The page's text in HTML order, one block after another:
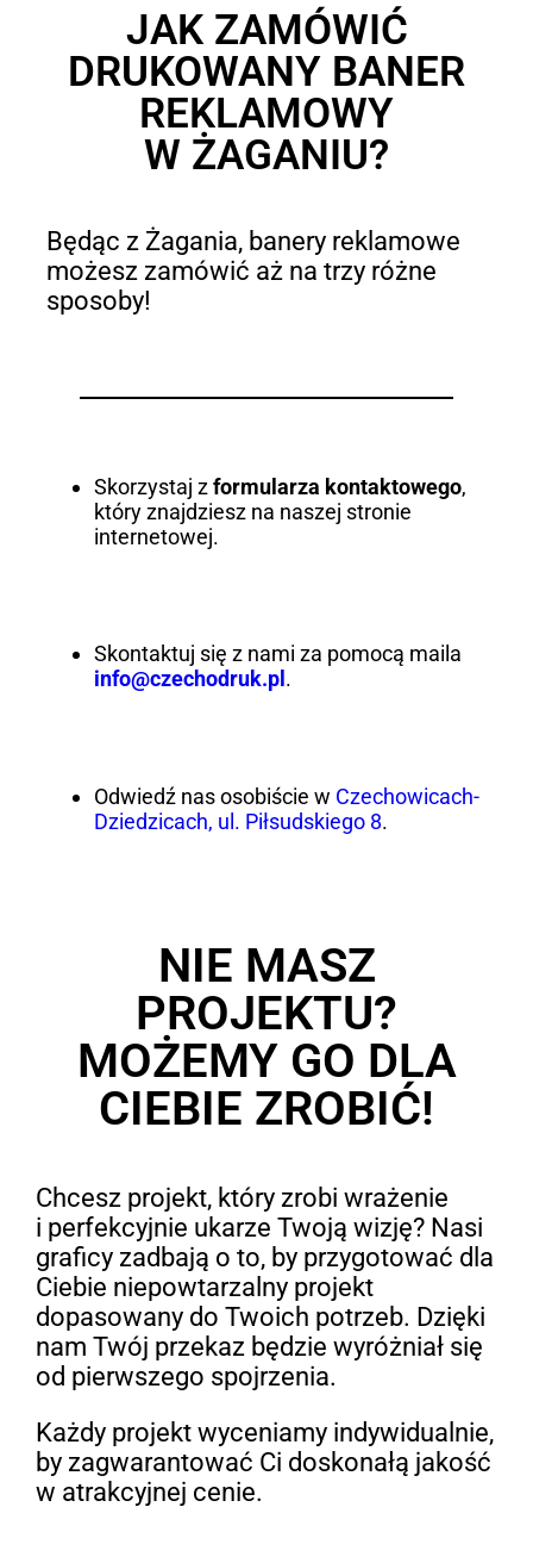
JAK ZAMÓWIĆ
DRUKOWANY BANER
REKLAMOWY
W ŻAGANIU?
Będąc z Żagania, banery reklamowe
możesz zamówić aż na trzy różne
sposoby!
Skorzystaj zformularza kontaktowego,
który znajdziesz na naszej stronie
internetowej.
Skontaktuj się z nami za pomocą maila
info@czechodruk.pl .
Odwiedź nas osobiście w Czechowicach-
Dziedzicach, ul. Piłsudskiego 8.
NIE MASZ
PROJEKTU?
MOŻEMY GO DLA
CIEBIE ZROBIĆ!
Chcesz projekt, który zrobi wrażenie
i perfekcyjnie ukarze Twoją wizję? Nasi
graficy zadbają o to, by przygotować dla
Ciebie niepowtarzalny projekt
dopasowany do Twoich potrzeb. Dzięki
nam Twój przekaz będzie wyróżniał się
od pierwszego spojrzenia.
Każdy projekt wyceniamy indywidualnie,
by zagwarantować Ci doskonałą jakość
w atrakcyjnej cenie.